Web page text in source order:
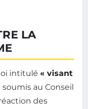
LA
intitulé « visant
soumis au Conseil
des